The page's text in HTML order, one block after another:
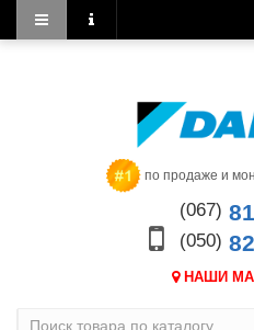
по продаже и
(067)
(050)
НАШИ